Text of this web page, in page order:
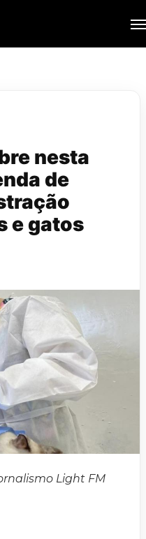
nesta
de
e gatos
Light FM